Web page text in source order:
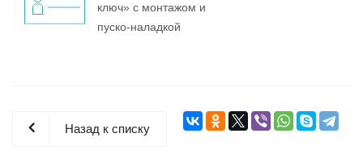
ключ» с монтажом и
пуско-наладкой
Назад к списку